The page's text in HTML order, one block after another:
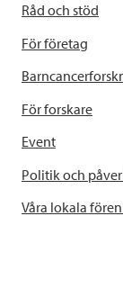
Råd och stöd
För företag
För forskare
Event
Politik och
Våra lokala